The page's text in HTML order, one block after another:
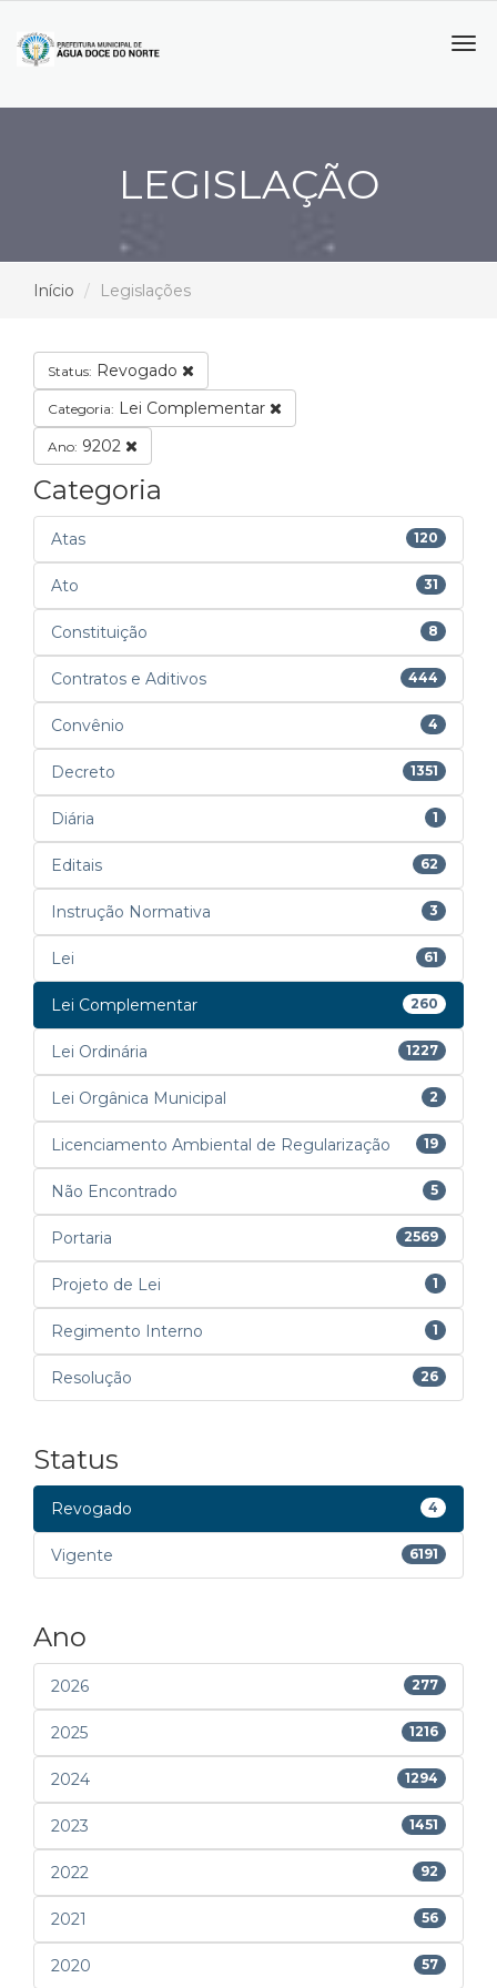
LEGISLAÇÃO
Início Legislações
Status: Revogado
Categoria: Lei Complementar
Ano: 9202
Categoria
Atas 120
Ato 31
Constituição 8
Contratos e Aditivos 444
Convênio 4
Decreto 1351
Diária 1
Editais 62
Instrução Normativa 3
Lei 61
Lei Complementar 260
Lei Ordinária 1227
Lei Orgânica Municipal 2
Licenciamento Ambiental de Regularização 19
Não Encontrado 5
Portaria 2569
Projeto de Lei 1
Regimento Interno 1
Resolução 26
Status
Revogado 4
Vigente 6191
Ano
2026 277
2025 1216
2024 1294
2023 1451
2022 92
2021 56
2020 57